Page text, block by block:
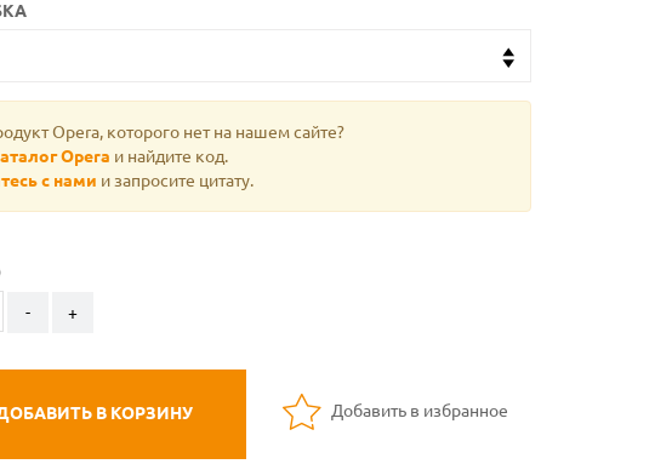
Opera, которого нет на нашем сайте?
Opera и найдите код.
с нами и запросите цитату.
- +
В КОРЗИНУ Добавить в избранное